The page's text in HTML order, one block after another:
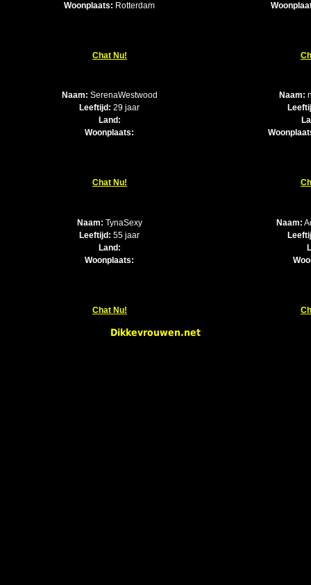
Woonplaats: Rotterdam
Chat Nu!
Naam: SerenaWestwood
Leeftijd: 29 jaar
Land:
Woonplaats:
Chat Nu!
Naam:
Naam: TynaSexy
Leeftijd: 55 jaar
Land:
Woonplaats:
Chat Nu!
Naam:
Dikkevrouwen.net